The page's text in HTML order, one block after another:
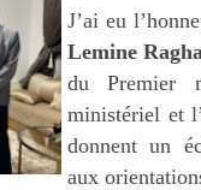
J’ai eu
Lemine
du Premier
ministériel et
donnent un
aux